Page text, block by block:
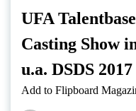
UFA
Casting Show
u.a. DSDS 2017
Add to Flipboard